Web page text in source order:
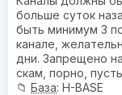
больше суток
быть минимум 3
канале,
дни. Запрещено
скам, порно,
📁 База: H-BASE